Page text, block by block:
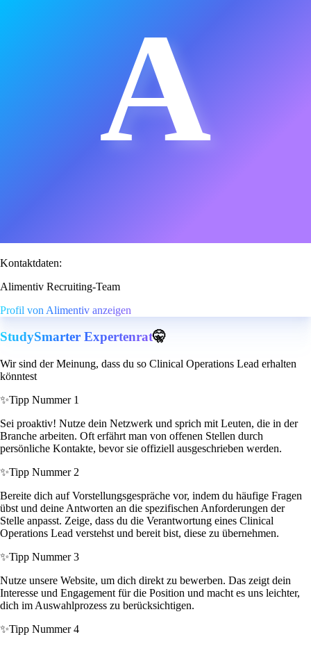
A
Kontaktdaten:
Alimentiv Recruiting-Team
Profil von Alimentiv anzeigen
StudySmarter Expertenrat🤫
Wir sind der Meinung, dass du so Clinical Operations Lead erhalten
könntest
✨Tipp Nummer 1
Sei proaktiv! Nutze dein Netzwerk und sprich mit Leuten, die in der
Branche arbeiten. Oft erfährt man von offenen Stellen durch
persönliche Kontakte, bevor sie offiziell ausgeschrieben werden.
✨Tipp Nummer 2
Bereite dich auf Vorstellungsgespräche vor, indem du häufige Fragen
übst und deine Antworten an die spezifischen Anforderungen der
Stelle anpasst. Zeige, dass du die Verantwortung eines Clinical
Operations Lead verstehst und bereit bist, diese zu übernehmen.
✨Tipp Nummer 3
Nutze unsere Website, um dich direkt zu bewerben. Das zeigt dein
Interesse und Engagement für die Position und macht es uns leichter,
dich im Auswahlprozess zu berücksichtigen.
✨Tipp Nummer 4